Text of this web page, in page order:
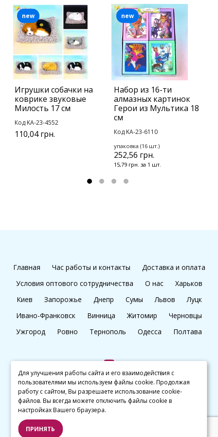
Игрушки собачки на
коврике звуковые
Милость 17 см
Код KA-23-4552
110,04 грн.
new
Набор из 16-ти
алмазных картинок
Герои из Мультика 18
см
Код KA-23-6110
упаковка (16 шт.)
252,56 грн.
15,79 грн. за 1 шт.
new
Главная Час работы и контакты
Доставка и оплата
Условия оптового сотрудничества
О нас
Харьков
Киев
Запорожье Днепр Сумы Львов
Луцк
Ивано-Франковск
Винница Житомир
Черновцы
Ужгород
Ровно Тернополь Одесса Полтава
+38 (097) 045 65 77
© kalibri.top 2016–2026
Для улучшения работы сайта и его взаимодействия с
пользователями мы используем файлы cookie. Продолжая
работу с сайтом, Вы разрешаете использование cookie-
файлов. Вы всегда можете отключить файлы cookie в
настройках Вашего браузера.
ПРИНЯТЬ